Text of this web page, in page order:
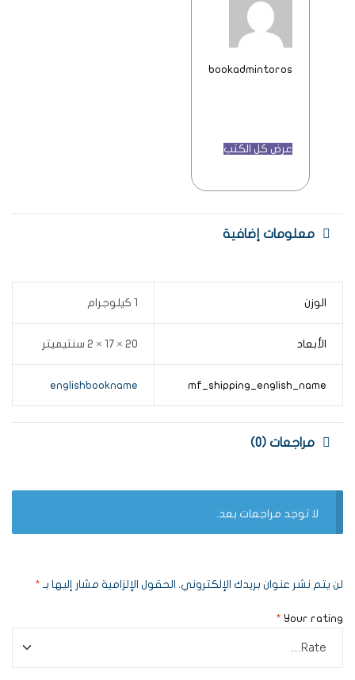
bookadmintoros
عرض كل الكتب
معلومات إضافية
الوزن 1 كيلوجرام
الأبعاد 20 × 17 × 2 سنتيميتر
mf_shipping_english_name
englishbookname
مراجعات (0)
لا توجد مراجعات بعد.
لن يتم نشر عنوان بريدك الإلكتروني. الحقول الإلزامية مشار إليها بـ *
Your rating
*